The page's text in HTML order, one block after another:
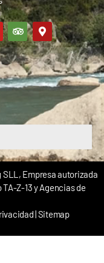
SLL, Empresa autorizada
Z-13 y Agencias de
|Sitemap